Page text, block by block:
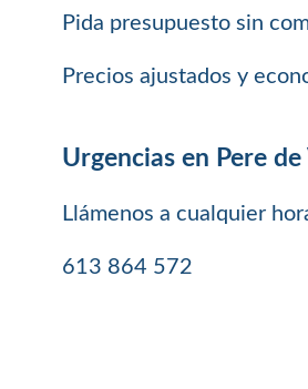
Pida presupuesto sin
Precios ajustados y
Urgencias en Pere
Llámenos a cualquier
613 864 572